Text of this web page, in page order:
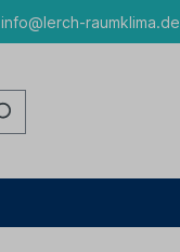
info@lerch-raumklima.de